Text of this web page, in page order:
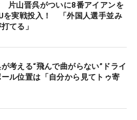
片山晋呉がついに8番アイアンを
を実戦投入！ 「外国人選手並み
てる」
考える“飛んで曲がらない”ドライ
ル位置は「自分から見てトゥ寄